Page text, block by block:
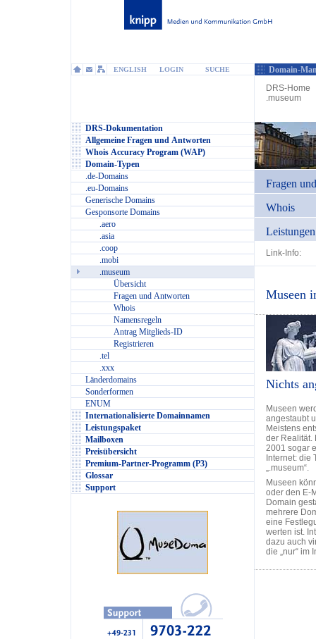
ENGLISH LOGIN SUCHE
Domain-
DRS-Home
.museum
DRS-Dokumentation
Allgemeine Fragen und Antworten
Whois Accuracy Program (WAP)
Domain-Typen
.de-Domains
.eu-Domains
Generische Domains
Gesponsorte Domains
.aero
.asia
.coop
.mobi
.museum
Übersicht
Fragen und Antworten
Whois
Namensregeln
Antrag Mitglieds-ID
Registrieren
.tel
.xxx
Länderdomains
Sonderformen
ENUM
Internationalisierte Domainnamen
Leistungspaket
Mailboxen
Preisübersicht
Premium-Partner-Programm (P3)
Glossar
Support
Fragen
Whois
Leistungen
Link-Info:
Museen
Nichts
Museen
angestaubt
Meistens
der Realität.
2001 sogar
Internet: die
„.museum“.
Museen
oder den E-
Domain
mehrere
eine
werten ist.
dazu auch
die „nur“ im